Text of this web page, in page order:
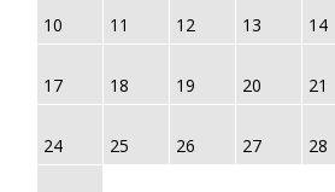
10 11 12 13 14
17 18 19 20 21
24 25 26 27 28